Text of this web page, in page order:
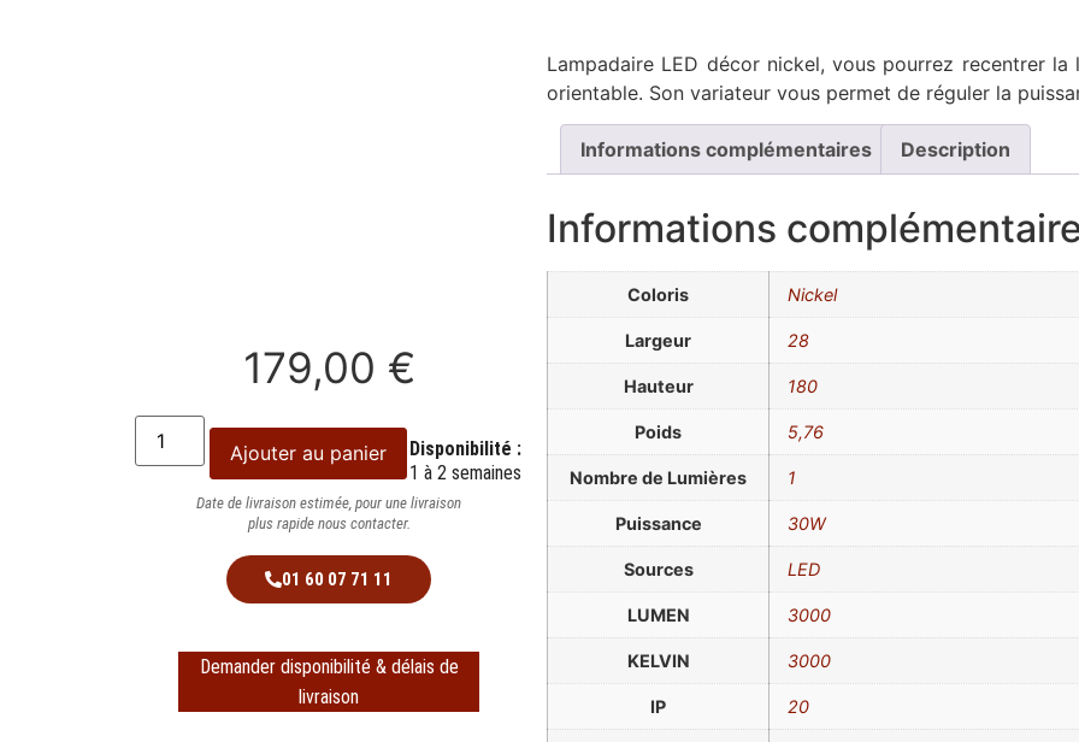
179,00 €
Ajouter au panier
Disponibilité :
1 à 2 semaines
Date de livraison estimée, pour une livraison
plus rapide nous contacter.
01 60 07 71 11
Demander disponibilité & délais de
livraison
Lampadaire LED décor nickel, vous pourrez recentrer
orientable. Son variateur vous permet de réguler la
Informations complémentaires Description
Informations
Coloris Nickel
Largeur 28
Hauteur 180
Poids 5,76
Nombre de Lumières 1
Puissance 30W
Sources LED
LUMEN 3000
KELVIN 3000
IP 20